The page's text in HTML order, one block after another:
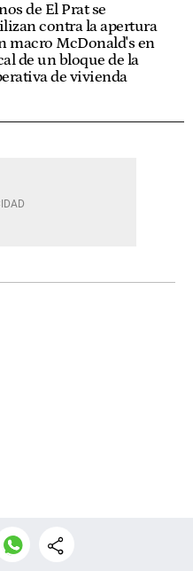
de El Prat se
contra la apertura
macro McDonald's en
de un bloque de la
de vivienda